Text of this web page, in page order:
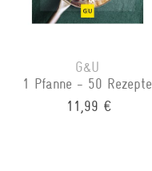
G&U
1 Pfanne - 50 Rezepte
11,99 €